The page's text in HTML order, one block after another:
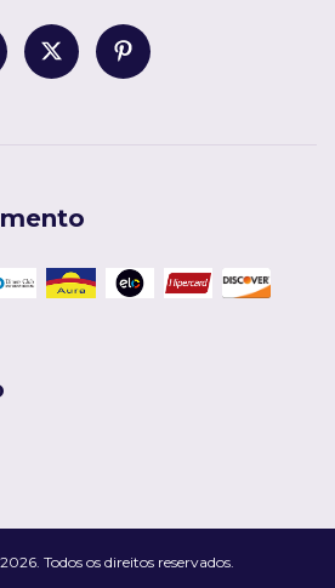
Todos os direitos reservados.